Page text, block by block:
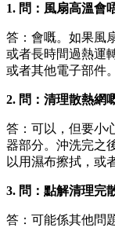
1. 問：風扇高溫會
答：會嘅。如果風
或者長時間過熱運
或者其他電子部件。
2. 問：清理散熱網
答：可以，但要小
器部分。沖洗完之
以用濕布擦拭，或
3. 問：點解清理完
答：可能係其他問